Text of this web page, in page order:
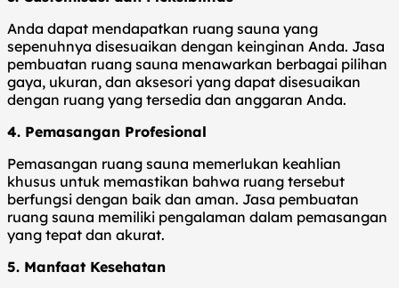
Anda dapat mendapatkan ruang sauna yang
sepenuhnya disesuaikan dengan keinginan Anda. Jasa
pembuatan ruang sauna menawarkan berbagai pilihan
gaya, ukuran, dan aksesori yang dapat disesuaikan
dengan ruang yang tersedia dan anggaran Anda.
4. Pemasangan Profesional
Pemasangan ruang sauna memerlukan keahlian
khusus untuk memastikan bahwa ruang tersebut
berfungsi dengan baik dan aman. Jasa pembuatan
ruang sauna memiliki pengalaman dalam pemasangan
yang tepat dan akurat.
5. Manfaat Kesehatan